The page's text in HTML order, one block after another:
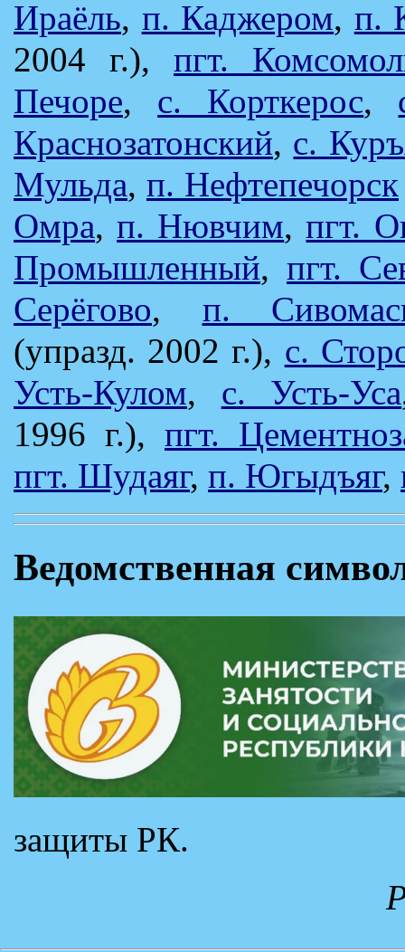
Ираёль, п. Каджером, п.
2004 г.), пгт.
Печоре, с. Корткерос,
Краснозатонский, с.
Мульда, п. Нефтепечорск
Омра,п. Нювчим,пгт.
Промышленный, пгт.
Серёгово, п.
(упразд. 2002 г.), с.
Усть-Кулом, c. Усть-Уса
1996 г.), пгт.
пгт. Шудаяг, п. Югыдъяг,
Ведомственная
защиты РК.